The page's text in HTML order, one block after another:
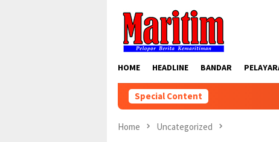
content
HOME HEADLINE BANDAR
Special Content
Home Uncategorized